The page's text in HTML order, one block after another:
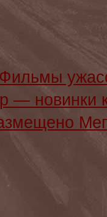
Фильмы
—